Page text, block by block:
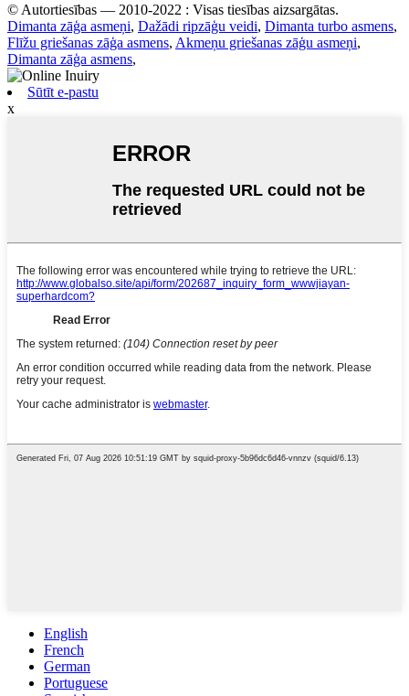
© Autortiesības — 2010-2022 : Visas tiesības aizsargātas.
Dimanta zāģa asmeņi, Dažādi ripzāģu veidi, Dimanta turbo asmens,
Flīžu griešanas zāģa asmens, Akmeņu griešanas zāģu asmeņi,
Dimanta zāģa asmens,
Sūtīt e-pastu
x
English
French
German
Portuguese